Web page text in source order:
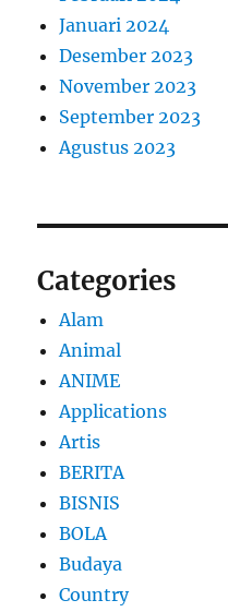
Januari 2024
Desember 2023
November 2023
September 2023
Agustus 2023
Categories
Alam
Animal
ANIME
Applications
Artis
BERITA
BISNIS
BOLA
Budaya
Country